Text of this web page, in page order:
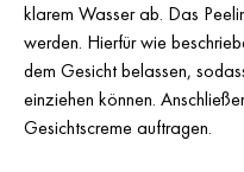
klarem Wasser ab. Das
werden. Hierfür wie
dem Gesicht belassen,
einziehen können.
Gesichtscreme auftragen.